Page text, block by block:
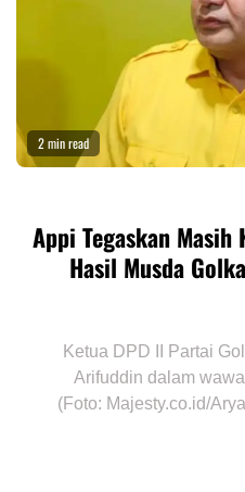
2 min read
Appi Tegaskan
Hasil Musda
Ketua DPD II Partai
Arifuddin dalam
(Foto: Majesty.co.id/